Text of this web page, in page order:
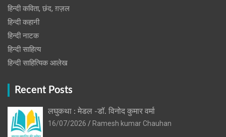
हिन्दी कविता, छंद, ग़ज़ल
हिन्दी कहानी
हिन्‍दी नाटक
हिन्दी साहित्य
हिन्दी साहित्यिक आलेख
Recent Posts
लघुकथा : मेडल -डॉ. विनोद कुमार वर्मा
16/07/2026
Ramesh kumar Chauhan